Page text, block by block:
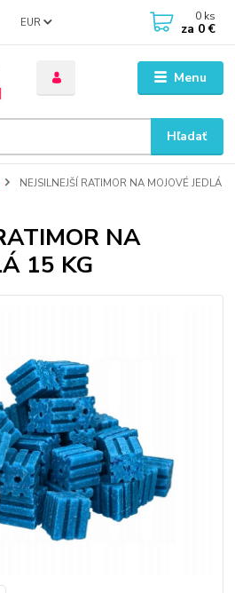
Menu
EUR
Hľadať
0 ks
za 0 €
NEJSILNEJŠÍ RATIMOR NA MOJOVÉ JEDLÁ
NA
15 KG